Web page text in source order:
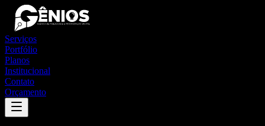
Serviços
Portfólio
Planos
Institucional
Contato
Orçamento